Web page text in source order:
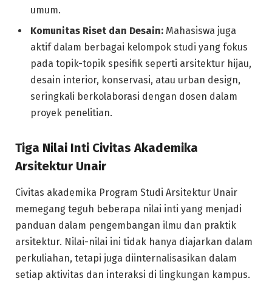
umum.
Komunitas Riset dan Desain: Mahasiswa juga
aktif dalam berbagai kelompok studi yang fokus
pada topik-topik spesifik seperti arsitektur hijau,
desain interior, konservasi, atau urban design,
seringkali berkolaborasi dengan dosen dalam
proyek penelitian.
Tiga Nilai Inti Civitas Akademika
Arsitektur Unair
Civitas akademika Program Studi Arsitektur Unair
memegang teguh beberapa nilai inti yang menjadi
panduan dalam pengembangan ilmu dan praktik
arsitektur. Nilai-nilai ini tidak hanya diajarkan dalam
perkuliahan, tetapi juga diinternalisasikan dalam
setiap aktivitas dan interaksi di lingkungan kampus.